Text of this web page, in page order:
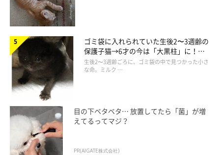
ゴミ袋に入れられていた生後2〜3週齢の
保護子猫→6才の今は「大黒柱」に！
美しい黒猫に成長した姿にグッとくる
生後2〜3週齢ごろに、ゴミ袋の中で見つかった小さ
な命。ミルク …
目の下ベタベタ… 放置してたら「菌」が増
えてるってマジ？
PR(AIGATE株式会社)